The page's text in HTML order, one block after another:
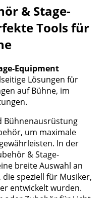
& Stage-
Tools für
Equipment
Lösungen für
auf Bühne, im
Bühnenausrüstung
um maximale
In der
& Stage-
breite Auswahl an
speziell für Musiker,
entwickelt wurden.